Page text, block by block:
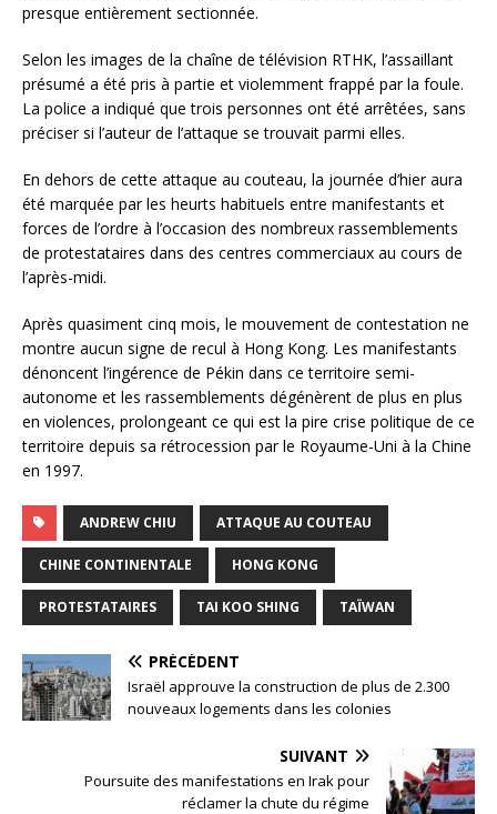
presque entièrement sectionnée.
Selon les images de la chaîne de télévision RTHK, l’assaillant
présumé a été pris à partie et violemment frappé par la foule.
La police a indiqué que trois personnes ont été arrêtées, sans
préciser si l’auteur de l’attaque se trouvait parmi elles.
En dehors de cette attaque au couteau, la journée d’hier aura
été marquée par les heurts habituels entre manifestants et
forces de l’ordre à l’occasion des nombreux rassemblements
de protestataires dans des centres commerciaux au cours de
l’après-midi.
Après quasiment cinq mois, le mouvement de contestation ne
montre aucun signe de recul à Hong Kong. Les manifestants
dénoncent l’ingérence de Pékin dans ce territoire semi-
autonome et les rassemblements dégénèrent de plus en plus
en violences, prolongeant ce qui est la pire crise politique de ce
territoire depuis sa rétrocession par le Royaume-Uni à la Chine
en 1997.
ANDREW CHIU ATTAQUE AU COUTEAU
CHINE CONTINENTALE HONG KONG
PROTESTATAIRES TAI KOO SHING TAÏWAN
PRÉCÉDENT
Israël approuve la construction de plus de 2.300
nouveaux logements dans les colonies
SUIVANT
Poursuite des manifestations en Irak pour
réclamer la chute du régime